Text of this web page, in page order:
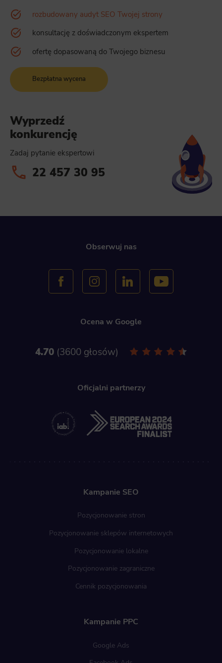
rozbudowany audyt SEO Twojej strony
konsultację z doświadczonym ekspertem
ofertę dopasowaną do Twojego biznesu
Bezpłatna wycena
Wyprzedź
konkurencję
Zadaj pytanie ekspertowi
22 457 30 95
Obserwuj nas
Ocena w Google
4.70 3600 głosów
Oficjalni partnerzy
Kampanie SEO
Pozycjonowanie stron
Pozycjonowanie sklepów internetowych
Pozycjonowanie lokalne
Pozycjonowanie zagraniczne
Cennik pozycjonowania
Kampanie PPC
Google Ads